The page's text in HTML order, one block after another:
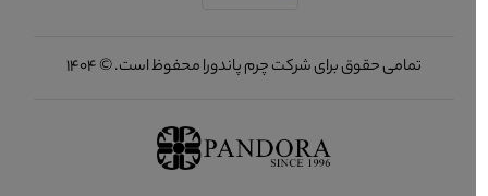
تمامی حقوق برای شرکت چرم پاندورا محفوظ است. © 1404